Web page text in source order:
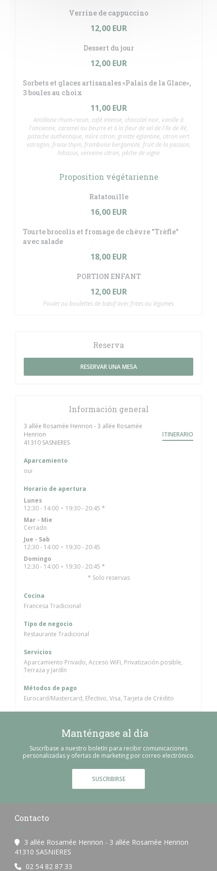
Verrine de cappuccino
12,00 EUR
Dessert du jour
12,00 EUR
Sorbets et glaces artisanales «Palais de la Glace»,
3 boules au choix
11,00 EUR
Antillaise rhum-raisin, café intense, chocolat noir, vanille à
l'ancienne, caramel au beurre et à la fleur de sel de l'Ile de Ré,
pistache authentique, mûre citron, griotte églantine, citron vert
estragon, fraise thym, framboise bergamote, fruit de la passion,
hibiscus, verveine citron, pêche de vigne
Proposition végétarienne
Ratatouille
16,00 EUR
Tourte brocolis et fromage de chèvre "Trèfle"
avec salade
18,00 EUR
PORTION ENFANT
12,00 EUR
Poulet ou boulettes de bœuf avec frites ou légumes
Reserva
RESERVAR UNA MESA
Información general
3 allée Rosamée Henrion - 3 allée Rosamée
Henrion
41310 SASNIERES((abre en una nueva ventana))
ITINERARIO
Aparcamiento
oui
Horario de apertura
Lunes
12:30 - 14:00 • 19:30 - 20:45 *
Mar - Mie
Cerrado
Jue - Sab
12:30 - 14:00 • 19:30 - 20:45
Domingo
12:30 - 14:00 • 19:30 - 20:45 *
* Solo reservas
Cocina
Francesa Tradicional
Tipo de negocio
Restaurante Tradicional
Servicios
Aparcamiento Privado, Acceso WiFi, Privatización posible,
Terraza y Jardín
Métodos de pago
Eurocard/Mastercard, Efectivo, Visa, Tarjeta de Crédito
Manténgase al día
Suscríbase a nuestro boletín para recibir comunicaciones
personalizadas y ofertas de marketing por correo electrónico.
SUSCRIBIRSE
Contacto
3 allée Rosamée Henrion - 3 allée Rosamée Henrion
41310 SASNIERES
02 54 82 87 33